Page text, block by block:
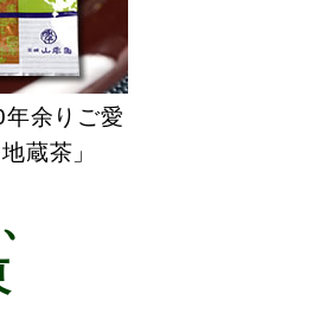
余りご愛
蔵茶」